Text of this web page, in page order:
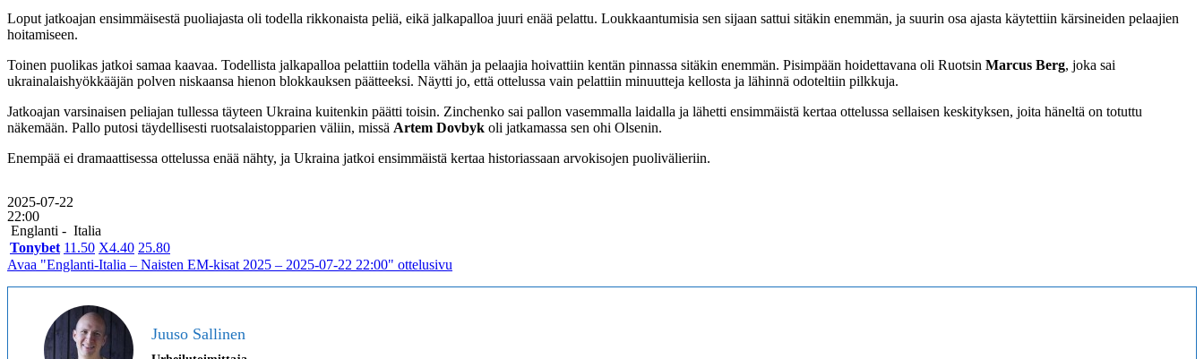
Loput jatkoajan ensimmäisestä puoliajasta oli todella rikkonaista peliä, eikä jalkapalloa juuri enää pelattu. Loukkaantumisia sen sijaan sattui sitäkin enemmän, ja suurin osa ajasta käytettiin kärsineiden pelaajien
hoitamiseen.
Toinen puolikas jatkoi samaa kaavaa. Todellista jalkapalloa pelattiin todella vähän ja pelaajia hoivattiin kentän pinnassa sitäkin enemmän. Pisimpään hoidettavana oli Ruotsin Marcus Berg, joka sai
ukrainalaishyökkääjän polven niskaansa hienon blokkauksen päätteeksi. Näytti jo, että ottelussa vain pelattiin minuutteja kellosta ja lähinnä odoteltiin pilkkuja.
Jatkoajan varsinaisen peliajan tullessa täyteen Ukraina kuitenkin päätti toisin. Zinchenko sai pallon vasemmalla laidalla ja lähetti ensimmäistä kertaa ottelussa sellaisen keskityksen, joita häneltä on totuttu
näkemään. Pallo putosi täydellisesti ruotsalaistopparien väliin, missä Artem Dovbyk oli jatkamassa sen ohi Olsenin.
Enempää ei dramaattisessa ottelussa enää nähty, ja Ukraina jatkoi ensimmäistä kertaa historiassaan arvokisojen puolivälieriin.
2025-07-22
22:00
Englanti - Italia
Tonybet 11.50 X4.40 25.80
Avaa "Englanti-Italia – Naisten EM-kisat 2025 – 2025-07-22 22:00" ottelusivu
Juuso Sallinen